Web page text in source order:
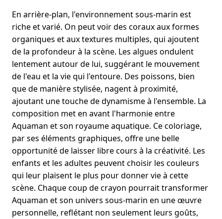
En arrière-plan, l'environnement sous-marin est
riche et varié. On peut voir des coraux aux formes
organiques et aux textures multiples, qui ajoutent
de la profondeur à la scène. Les algues ondulent
lentement autour de lui, suggérant le mouvement
de l'eau et la vie qui l'entoure. Des poissons, bien
que de manière stylisée, nagent à proximité,
ajoutant une touche de dynamisme à l'ensemble. La
composition met en avant l'harmonie entre
Aquaman et son royaume aquatique. Ce coloriage,
par ses éléments graphiques, offre une belle
opportunité de laisser libre cours à la créativité. Les
enfants et les adultes peuvent choisir les couleurs
qui leur plaisent le plus pour donner vie à cette
scène. Chaque coup de crayon pourrait transformer
Aquaman et son univers sous-marin en une œuvre
personnelle, reflétant non seulement leurs goûts,